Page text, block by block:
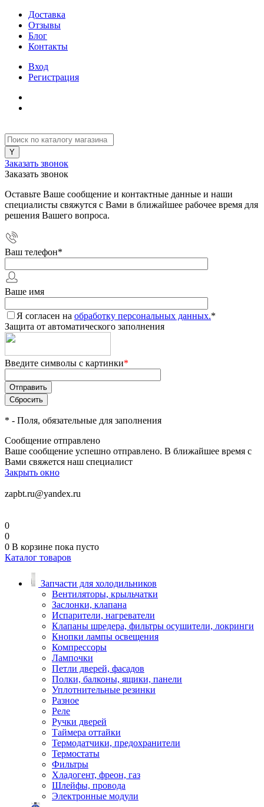
Доставка
Отзывы
Блог
Контакты
Вход
Регистрация
Заказать звонок
Заказать звонок
Оставьте Ваше сообщение и контактные данные и наши
специалисты свяжутся с Вами в ближайшее рабочее время для
решения Вашего вопроса.
Ваш телефон*
Ваше имя
Я согласен на обработку персональных данных.*
Защита от автоматического заполнения
Введите символы с картинки*
* - Поля, обязательные для заполнения
Сообщение отправлено
Ваше сообщение успешно отправлено. В ближайшее время с
Вами свяжется наш специалист
Закрыть окно
zapbt.ru@yandex.ru
0
0
0 В корзине пока пусто
Каталог товаров
Запчасти для холодильников
Вентиляторы, крыльчатки
Заслонки, клапана
Испарители, нагреватели
Клапаны шредера, фильтры осушители, локринги
Кнопки лампы освещения
Компрессоры
Лампочки
Петли дверей, фасадов
Полки, балконы, ящики, панели
Уплотнительные резинки
Разное
Реле
Ручки дверей
Таймера оттайки
Термодатчики, предохранители
Термостаты
Фильтры
Хладогент, фреон, газ
Шлейфы, провода
Электронные модули